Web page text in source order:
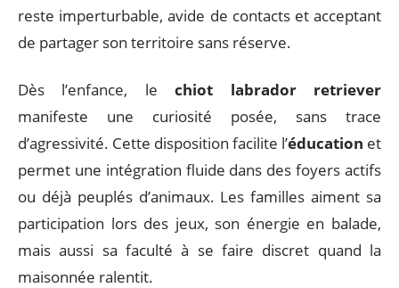
reste imperturbable, avide de contacts et acceptant
de partager son territoire sans réserve.
Dès l’enfance, lechiot labrador retriever
manifeste une curiosité posée, sans trace
d’agressivité. Cette disposition facilite l’éducation et
permet une intégration fluide dans des foyers actifs
ou déjà peuplés d’animaux. Les familles aiment sa
participation lors des jeux, son énergie en balade,
mais aussi sa faculté à se faire discret quand la
maisonnée ralentit.